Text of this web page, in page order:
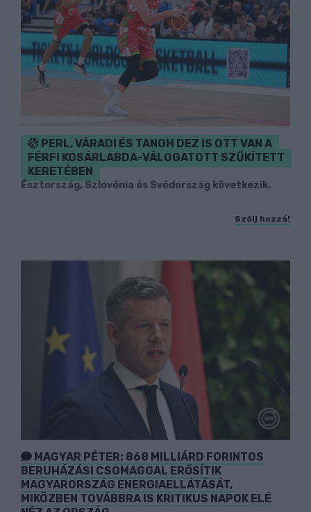
PERL, VÁRADI ÉS TANOH DEZ IS OTT VAN A
FÉRFI KOSÁRLABDA-VÁLOGATOTT SZŰKÍTETT
KERETÉBEN
Észtország, Szlovénia és Svédország következik.
Szólj hozzá!
MAGYAR PÉTER: 868 MILLIÁRD FORINTOS
BERUHÁZÁSI CSOMAGGAL ERŐSÍTIK
MAGYARORSZÁG ENERGIAELLÁTÁSÁT,
MIKÖZBEN TOVÁBBRA IS KRITIKUS NAPOK ELÉ